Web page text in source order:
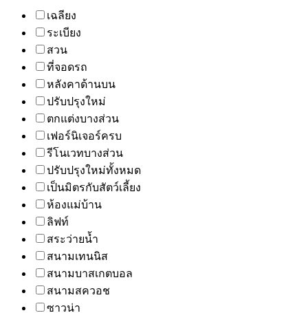
เฉลียง
ระเบียง
สวน
ที่จอดรถ
หลังคาด้านบน
ปรับปรุงใหม่
ตกแต่งบางส่วน
เฟอร์นิเจอร์ครบ
รีโนเวทบางส่วน
ปรับปรุงใหม่ทั้งหมด
เป็นมิตรกับสัตว์เลี้ยง
ห้องแม่บ้าน
ลิฟท์
สระว่ายน้ำ
สนามเทนนิส
สนามบาสเกตบอล
สนามสควอช
ซาวน่า